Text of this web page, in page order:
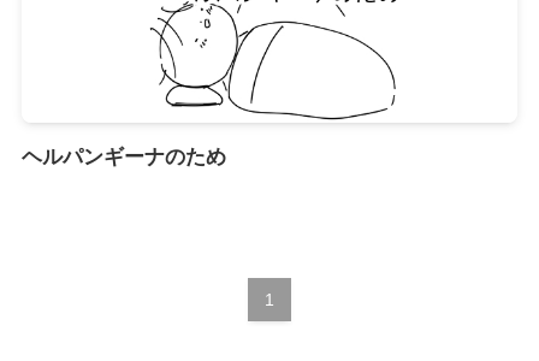
ヘルパンギーナのため
1